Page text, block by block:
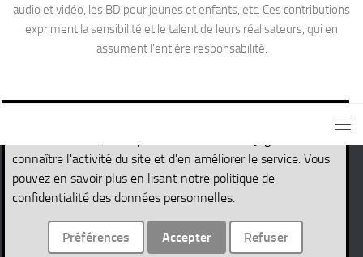
audio et vidéo, les BD pour jeunes et enfants, etc. Ces contributions
expriment la sensibilité et le talent de leurs réalisateurs, qui en
assument l’entière responsabilité.
Site de la Parole de Vie © 2026. Tous droits réservés.
connaître l'activité du site et d'en améliorer le service. Vous
pouvez en savoir plus en lisant notre politique de
confidentialité des données personnelles.
Préférences Accepter Refuser